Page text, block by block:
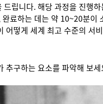
립니다. 해당 과정을 진행
료하는 데는 약 10~20분이
떻게 세계 최고 수준의 서
구하는 요소를 파악해 보